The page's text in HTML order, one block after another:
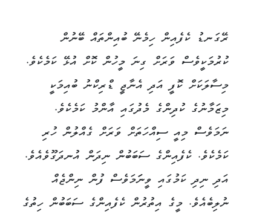
ރޭގަނޑު ކެފެއިން ހިމެނޭ ބުއިންތައް ބޭނުން
ކުރުމަކީވެސް ވަރަށް ގިނަ މީހުން ކޮށް އުޅޭ ކަމެކެވެ.
މިސާލަކަށް ކޮފީ އަދި އެނާޖީ ޑްރިކްނު ބުއިމަކީ
މިޒަމާނުގެ ކުދިންގެ މެދުގައި އާންމު ކަމެކެވެ.
ނަމަވެސް މިއީ ސިއްހަތަށް ވަރަށް ގެއްލުން ހުރި
ކަމެކެވެ. ކެފެއިންގެ ސަބަބުން ނިދަން އުނދަގޫވެއެވެ.
އަދި ނިދި ކަމުގައި ވީނަަމަވެސް ފުން ނިންޖެއް
ނުލިބެއެވެ. މީގެ އިތުރުން ކެފެއިންގެ ސަބަބުން ހިތުގެ